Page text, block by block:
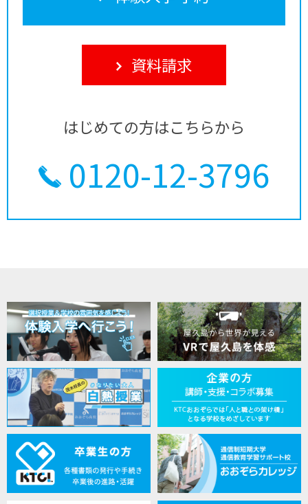
資料請求
はじめての方はこちらから
0120-12-3796